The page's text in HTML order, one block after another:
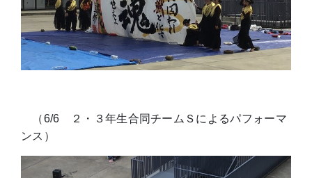
（6/6 ２・３年生合同チームＳによるパフォーマ
ンス）